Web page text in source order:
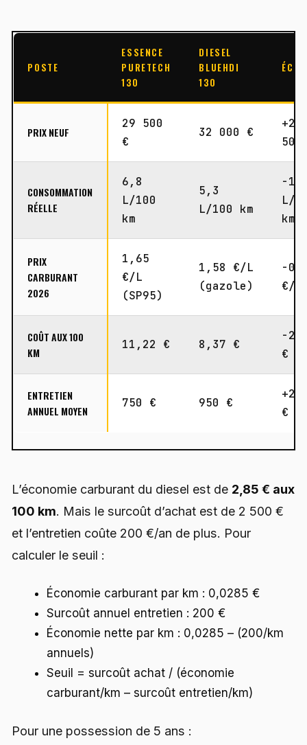
POSTE
ESSENCE
PURETECH
130
DIESEL
BLUEHDI
130
PRIX NEUF
29 500
€
32 000 €
+2
CONSOMMATION
RÉELLE
6,8
L/100
km
5,3
L/100 km
-
L/
km
PRIX
CARBURANT
2026
1,65
€/L
(SP95)
1,58 €/L
(gazole)
-
€/L
COÛT AUX 100
KM
11,22 € 8,37 €
-
€
ENTRETIEN
ANNUEL MOYEN
750 € 950 €
€
L’économie carburant du diesel est de 2,85 € aux
100 km. Mais le surcoût d’achat est de 2 500 €
et l’entretien coûte 200 €/an de plus. Pour
calculer le seuil :
Économie carburant par km : 0,0285 €
Surcoût annuel entretien : 200 €
Économie nette par km : 0,0285 – (200/km
annuels)
Seuil = surcoût achat / (économie
carburant/km – surcoût entretien/km)
Pour une possession de 5 ans :